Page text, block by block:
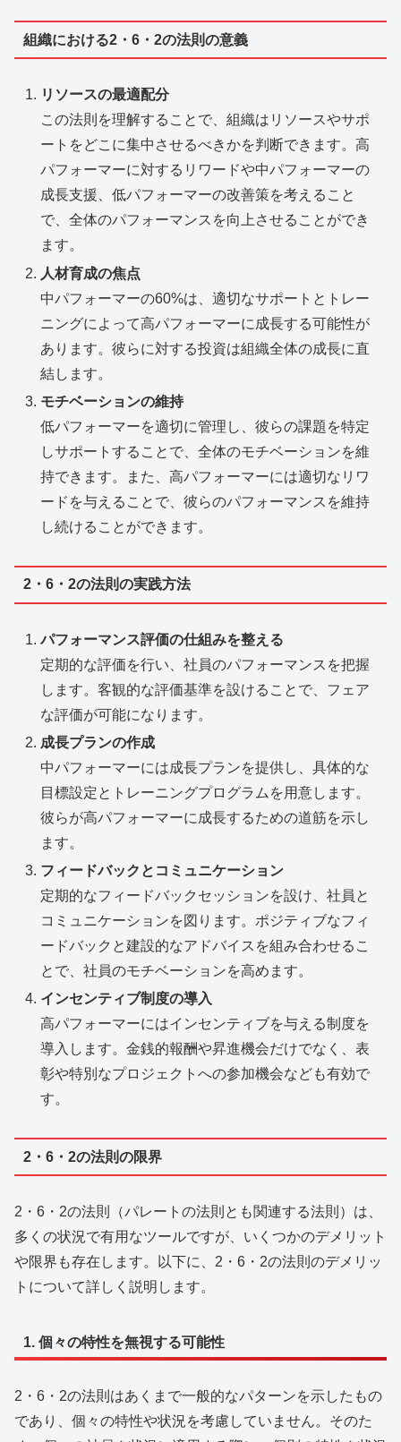
組織における2・6・2の法則の意義
リソースの最適配分
この法則を理解することで、組織はリソースやサポ
ートをどこに集中させるべきかを判断できます。高
パフォーマーに対するリワードや中パフォーマーの
成長支援、低パフォーマーの改善策を考えること
で、全体のパフォーマンスを向上させることができ
ます。
人材育成の焦点
中パフォーマーの60%は、適切なサポートとトレー
ニングによって高パフォーマーに成長する可能性が
あります。彼らに対する投資は組織全体の成長に直
結します。
モチベーションの維持
低パフォーマーを適切に管理し、彼らの課題を特定
しサポートすることで、全体のモチベーションを維
持できます。また、高パフォーマーには適切なリワ
ードを与えることで、彼らのパフォーマンスを維持
し続けることができます。
2・6・2の法則の実践方法
パフォーマンス評価の仕組みを整える
定期的な評価を行い、社員のパフォーマンスを把握
します。客観的な評価基準を設けることで、フェア
な評価が可能になります。
成長プランの作成
中パフォーマーには成長プランを提供し、具体的な
目標設定とトレーニングプログラムを用意します。
彼らが高パフォーマーに成長するための道筋を示し
ます。
フィードバックとコミュニケーション
定期的なフィードバックセッションを設け、社員と
コミュニケーションを図ります。ポジティブなフィ
ードバックと建設的なアドバイスを組み合わせるこ
とで、社員のモチベーションを高めます。
インセンティブ制度の導入
高パフォーマーにはインセンティブを与える制度を
導入します。金銭的報酬や昇進機会だけでなく、表
彰や特別なプロジェクトへの参加機会なども有効で
す。
2・6・2の法則の限界
2・6・2の法則（パレートの法則とも関連する法則）は、
多くの状況で有用なツールですが、いくつかのデメリット
や限界も存在します。以下に、2・6・2の法則のデメリッ
トについて詳しく説明します。
1. 個々の特性を無視する可能性
2・6・2の法則はあくまで一般的なパターンを示したもの
であり、個々の特性や状況を考慮していません。そのた